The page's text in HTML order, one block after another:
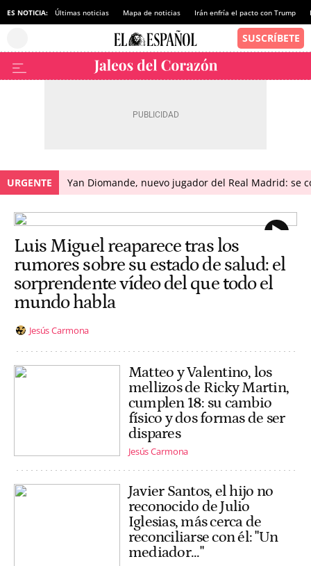
ES NOTICIA: Últimas noticias Mapa de noticias Irán enfría el pacto con Trump
URGENTE Yan Diomande, nuevo jugador del Real Madrid: se
Luis Miguel reaparece tras los
rumores sobre su estado de salud: el
sorprendente vídeo del que todo el
mundo habla
Jesús Carmona
Matteo y Valentino, los
mellizos de Ricky Martin,
cumplen 18: su cambio
físico y dos formas de ser
dispares
Jesús Carmona
Javier Santos, el hijo no
reconocido de Julio
Iglesias, más cerca de
reconciliarse con él: "Un
mediador..."